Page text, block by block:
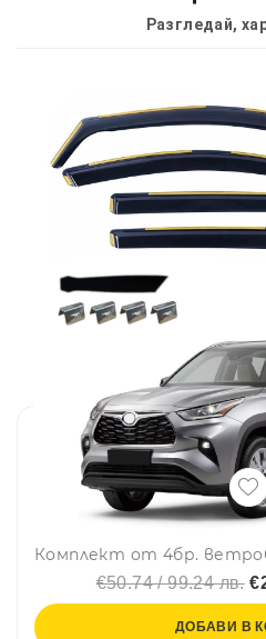
Разгледай,
€50.74 / 99.24 лв.
ДОБАВИ В